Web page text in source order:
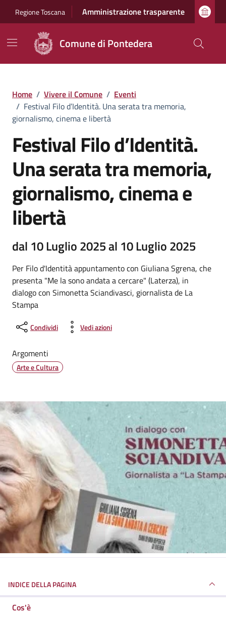
Regione Toscana Amministrazione trasparente
Comune di Pontedera
Home / Vivere il Comune / Eventi
/ Festival Filo d’Identità. Una serata tra memoria,
giornalismo, cinema e libertà
Festival Filo d’Identità.
Una serata tra memoria,
giornalismo, cinema e
libertà
dal 10 Luglio 2025 al 10 Luglio 2025
Per Filo d'Identità appuntamento con Giuliana Sgrena, che
presenta "Me la sono andata a cercare" (Laterza), in
dialogo con Simonetta Sciandivasci, giornalista de La
Stampa
Condividi Vedi azioni
Argomenti
Arte e Cultura
INDICE DELLA PAGINA
Cos'è